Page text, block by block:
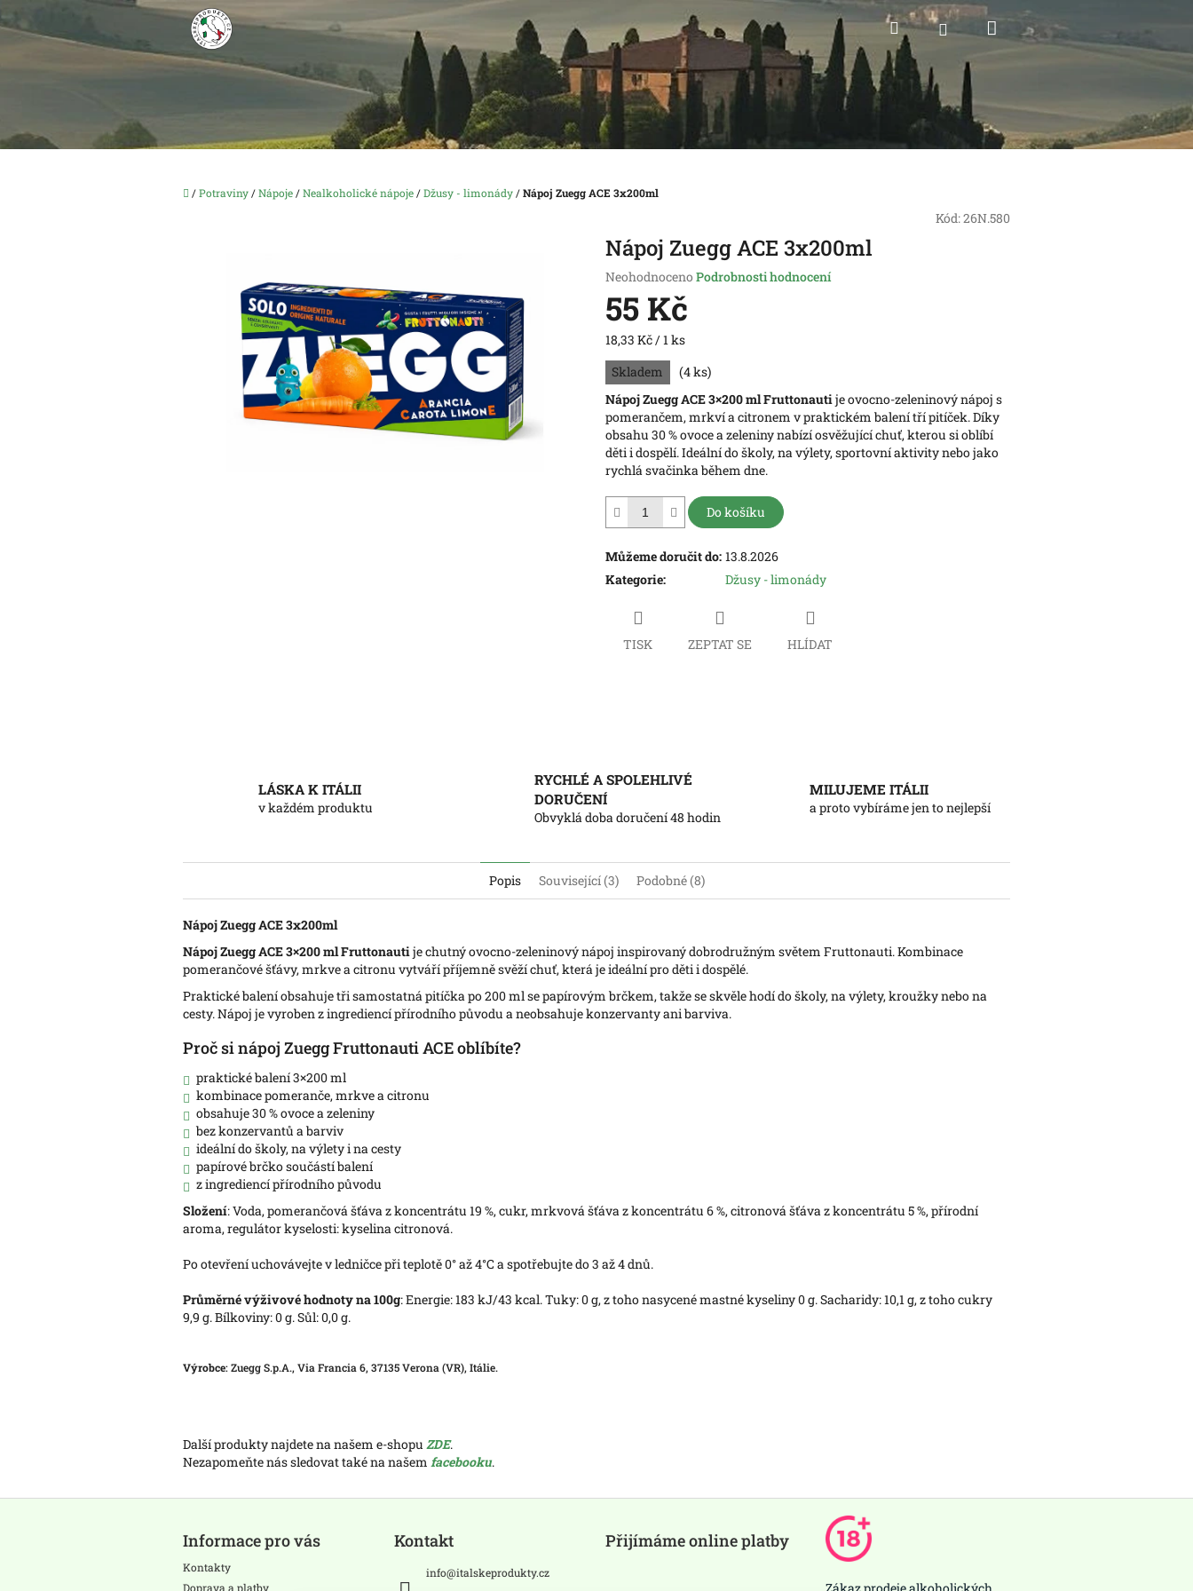
na
obsah
HledatPřihlášeníNákupní
Domů
/Potraviny/Nápoje/Nealkoholické nápoje/Džusy - limonády/Nápoj Zuegg ACE 3x200ml
Kód:26N.580
Nápoj Zuegg ACE 3x200ml
Průměrné
hodnocení
produktu
0,0
z
5
hvězdiček.
Neohodnoceno Podrobnosti hodnocení
55 Kč
Měrná
cena:
18,33 Kč / 1 ks
Skladem
(4 ks)
Nápoj Zuegg ACE 3×200 mlFruttonautije ovocno-zeleninový nápoj s
pomerančem, mrkví a citronem v praktickém balení tří pitíček. Díky
obsahu 30 % ovoce a zeleniny nabízí osvěžující chuť, kterou si oblíbí
děti i dospělí. Ideální do školy, na výlety, sportovní aktivity nebo jako
rychlá svačinka během dne.
Do košíku
Můžeme doručit do: 13.8.2026
Kategorie: Džusy - limonády
TISK ZEPTAT SE HLÍDAT
LÁSKA K ITÁLII
v každém produktu
RYCHLÉ A SPOLEHLIVÉ
DORUČENÍ
Obvyklá doba doručení 48 hodin
MILUJEME ITÁLII
a proto vybíráme jen to nejlepší
Popis Související (3) Podobné (8)
Nápoj Zuegg ACE 3x200ml
Nápoj Zuegg ACE 3×200 mlFruttonautije chutný ovocno-zeleninový nápoj inspirovaný dobrodružným světem Fruttonauti. Kombinace
pomerančové šťávy, mrkve a citronu vytváří příjemně svěží chuť, která je ideální pro děti i dospělé.
Praktické balení obsahuje tři samostatná pitíčka po 200 ml se papírovým brčkem, takže se skvěle hodí do školy, na výlety, kroužky nebo na
cesty. Nápoj je vyroben z ingrediencí přírodního původu a neobsahuje konzervanty ani barviva.
Proč si nápoj Zuegg Fruttonauti ACE oblíbíte?
praktické balení 3×200 ml
kombinace pomeranče, mrkve a citronu
obsahuje 30 % ovoce a zeleniny
bez konzervantů a barviv
ideální do školy, na výlety i na cesty
papírové brčko součástí balení
z ingrediencí přírodního původu
Složení: Voda, pomerančová šťáva z koncentrátu 19 %, cukr, mrkvová šťáva z koncentrátu 6 %, citronová šťáva z koncentrátu 5 %, přírodní
aroma, regulátor kyselosti: kyselina citronová.
Po otevření uchovávejte v ledničce při teplotě 0° až 4°C a spotřebujte do 3 až 4 dnů.
Průměrné výživové hodnoty na 100g: Energie: 183 kJ/43 kcal. Tuky: 0 g, z toho nasycené mastné kyseliny 0 g. Sacharidy: 10,1 g, z toho cukry
9,9 g. Bílkoviny: 0 g. Sůl: 0,0 g.
Výrobce: Zuegg S.p.A., Via Francia 6, 37135 Verona (VR), Itálie.
Další produkty najdete na našem e-shopu ZDE.
Nezapomeňte nás sledovat také na našem facebooku.
Informace pro vás
Kontakty
Doprava a platby
Kontakt
info@italskeprodukty.cz
Přijímáme online platby